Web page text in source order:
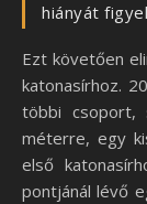
hiányát
Ezt követően
katonasírhoz.
többi csoport,
méterre, egy
első
pontjánál lévő